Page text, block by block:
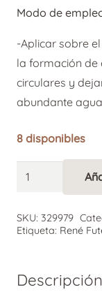
Modo de
-Aplicar sobre
la formación de
circulares y
abundante
8 disponibles
Rene
Energizante
SKU: 329979
Etiqueta: René
Descripción